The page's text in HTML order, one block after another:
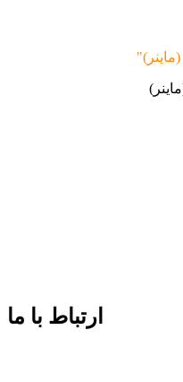
ارتباط با ما